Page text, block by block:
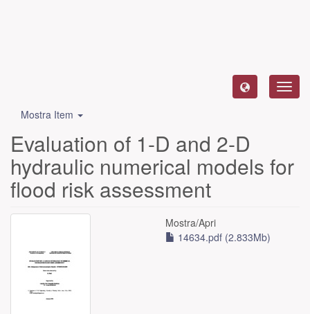
Mostra Item
Evaluation of 1-D and 2-D
hydraulic numerical models for
flood risk assessment
Mostra/Apri
14634.pdf (2.833Mb)